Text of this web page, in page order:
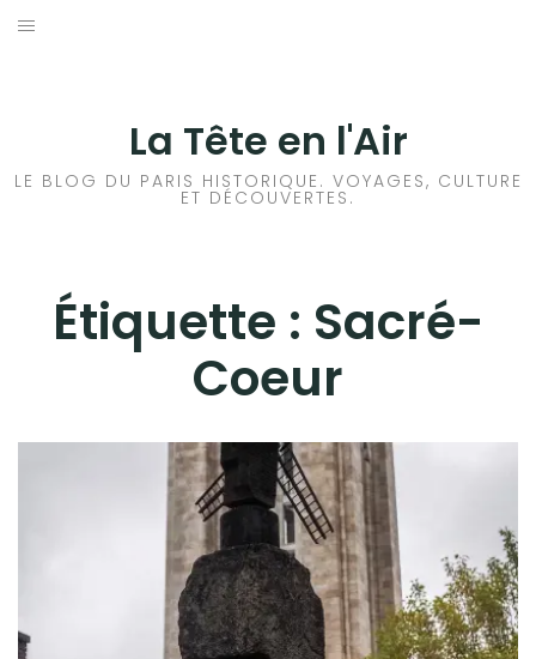
Aller
La Tête en l'Air
LE BLOG DU PARIS HISTORIQUE. VOYAGES, CULTURE
ET DÉCOUVERTES.
Étiquette : Sacré-
Coeur
HISTOIRES EN ILE DE FRANCE
VOYAGES À L’ÉTRANGER